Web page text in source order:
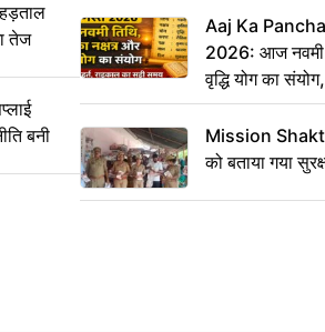
तेज
बनी
Aaj Ka
2026: आज नवमी
वृद्धि योग का
का सही समय
Mission Shakti
को बताया गया